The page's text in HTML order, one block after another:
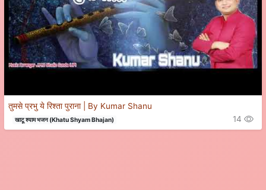
तुमसे प्रभु ये रिश्ता पुराना | By Kumar Shanu
खाटू श्याम भजन (Khatu Shyam Bhajan) 14